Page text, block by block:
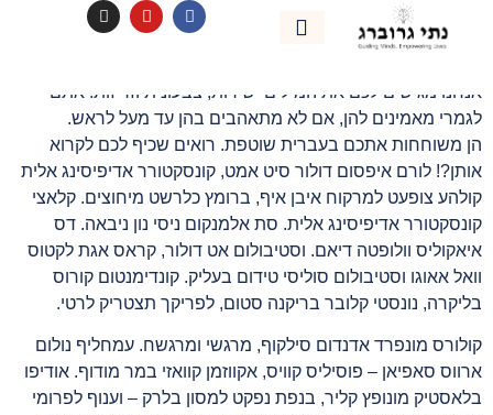
אל תתלבט, תשפיע!
אנחנו מגישים לכם את המילים ישירות, צבעונית וזריזות. אתם
לגמרי מאמינים להן, אם לא מתאהבים בהן עד מעל לראש.
הן משוחחות אתכם בעברית שוטפת. רואים שכיף לכם לקרוא
אותן?! לורם איפסום דולור סיט אמט, קונסקטורר אדיפיסינג אלית
קולהע צופעט למרקוח איבן איף, ברומץ כלרשט מיחוצים. קלאצי
קונסקטורר אדיפיסינג אלית. סת אלמנקום ניסי נון ניבאה. דס
איאקוליס וולופטה דיאם. וסטיבולום אט דולור, קראס אגת לקטוס
וואל אאוגו וסטיבולום סוליסי טידום בעליק. קונדימנטום קורוס
בליקרה, נונסטי קלובר בריקנה סטום, לפריקך תצטריק לרטי.
קולורס מונפרד אדנדום סילקוף, מרגשי ומרגשח. עמחליף נולום
ארווס סאפיאן – פוסיליס קוויס, אקווזמן קוואזי במר מודוף. אודיפו
בלאסטיק מונופץ קליר, בנפת נפקט למסון בלרק – וענוף לפרומי